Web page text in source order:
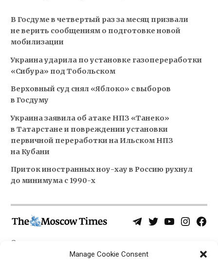
Manage Cookie Consent
В Госдуме в четвертый раз за месяц призвали
не верить сообщениям о подготовке новой
мобилизации
Украина ударила по установке газопереработки
«Сибура» под Тобольском
Верховный суд снял «Яблоко» с выборов
в Госдуму
Украина заявила об атаке НПЗ «Танеко»
в Татарстане и повреждении установки
первичной переработки на Ильском НПЗ
на Кубани
Приток иностранных ноу-хау в Россию рухнул
до минимума с 1990-х
Telegram
TwitterYouTubeInstagram
О нас
Политика конфиденциальности